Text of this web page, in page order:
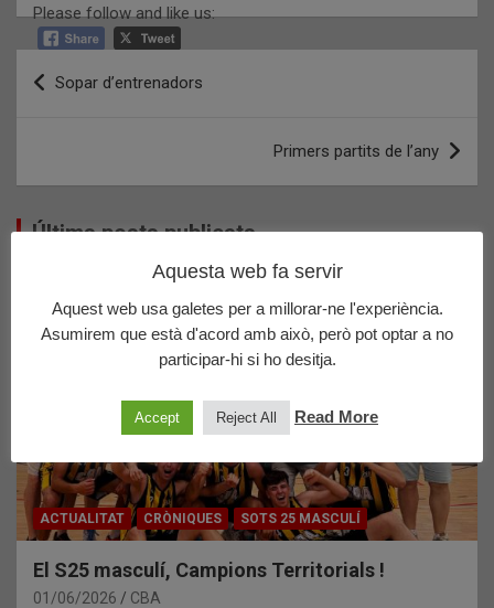
Please follow and like us:
Navegació
d'entrades
Sopar d’entrenadors
Primers partits de l’any
Últims posts publicats
ACTUALITAT CRÒNIQUES SOTS 25 MASCULÍ
El S25 masculí, Campions Territorials !
01/06/2026 CBA
Aquesta web fa servir
Aquest web usa galetes per a millorar-ne l'experiència.
Asumirem que està d'acord amb això, però pot optar a no
participar-hi si ho desitja.
Accept Reject All Read More